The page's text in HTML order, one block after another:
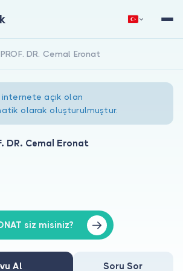
Giriş Yap
PROF. DR. Cemal Eronat
internete açık olan
olarak oluşturulmuştur.
DR. Cemal Eronat
siz misiniz?
Al Soru Sor